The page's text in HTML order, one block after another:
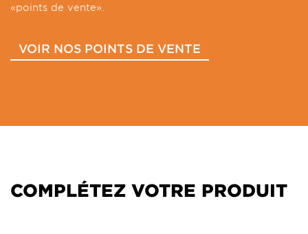
«points de vente».
VOIR NOS POINTS DE VENTE
COMPLÉTEZ VOTRE PRODUIT